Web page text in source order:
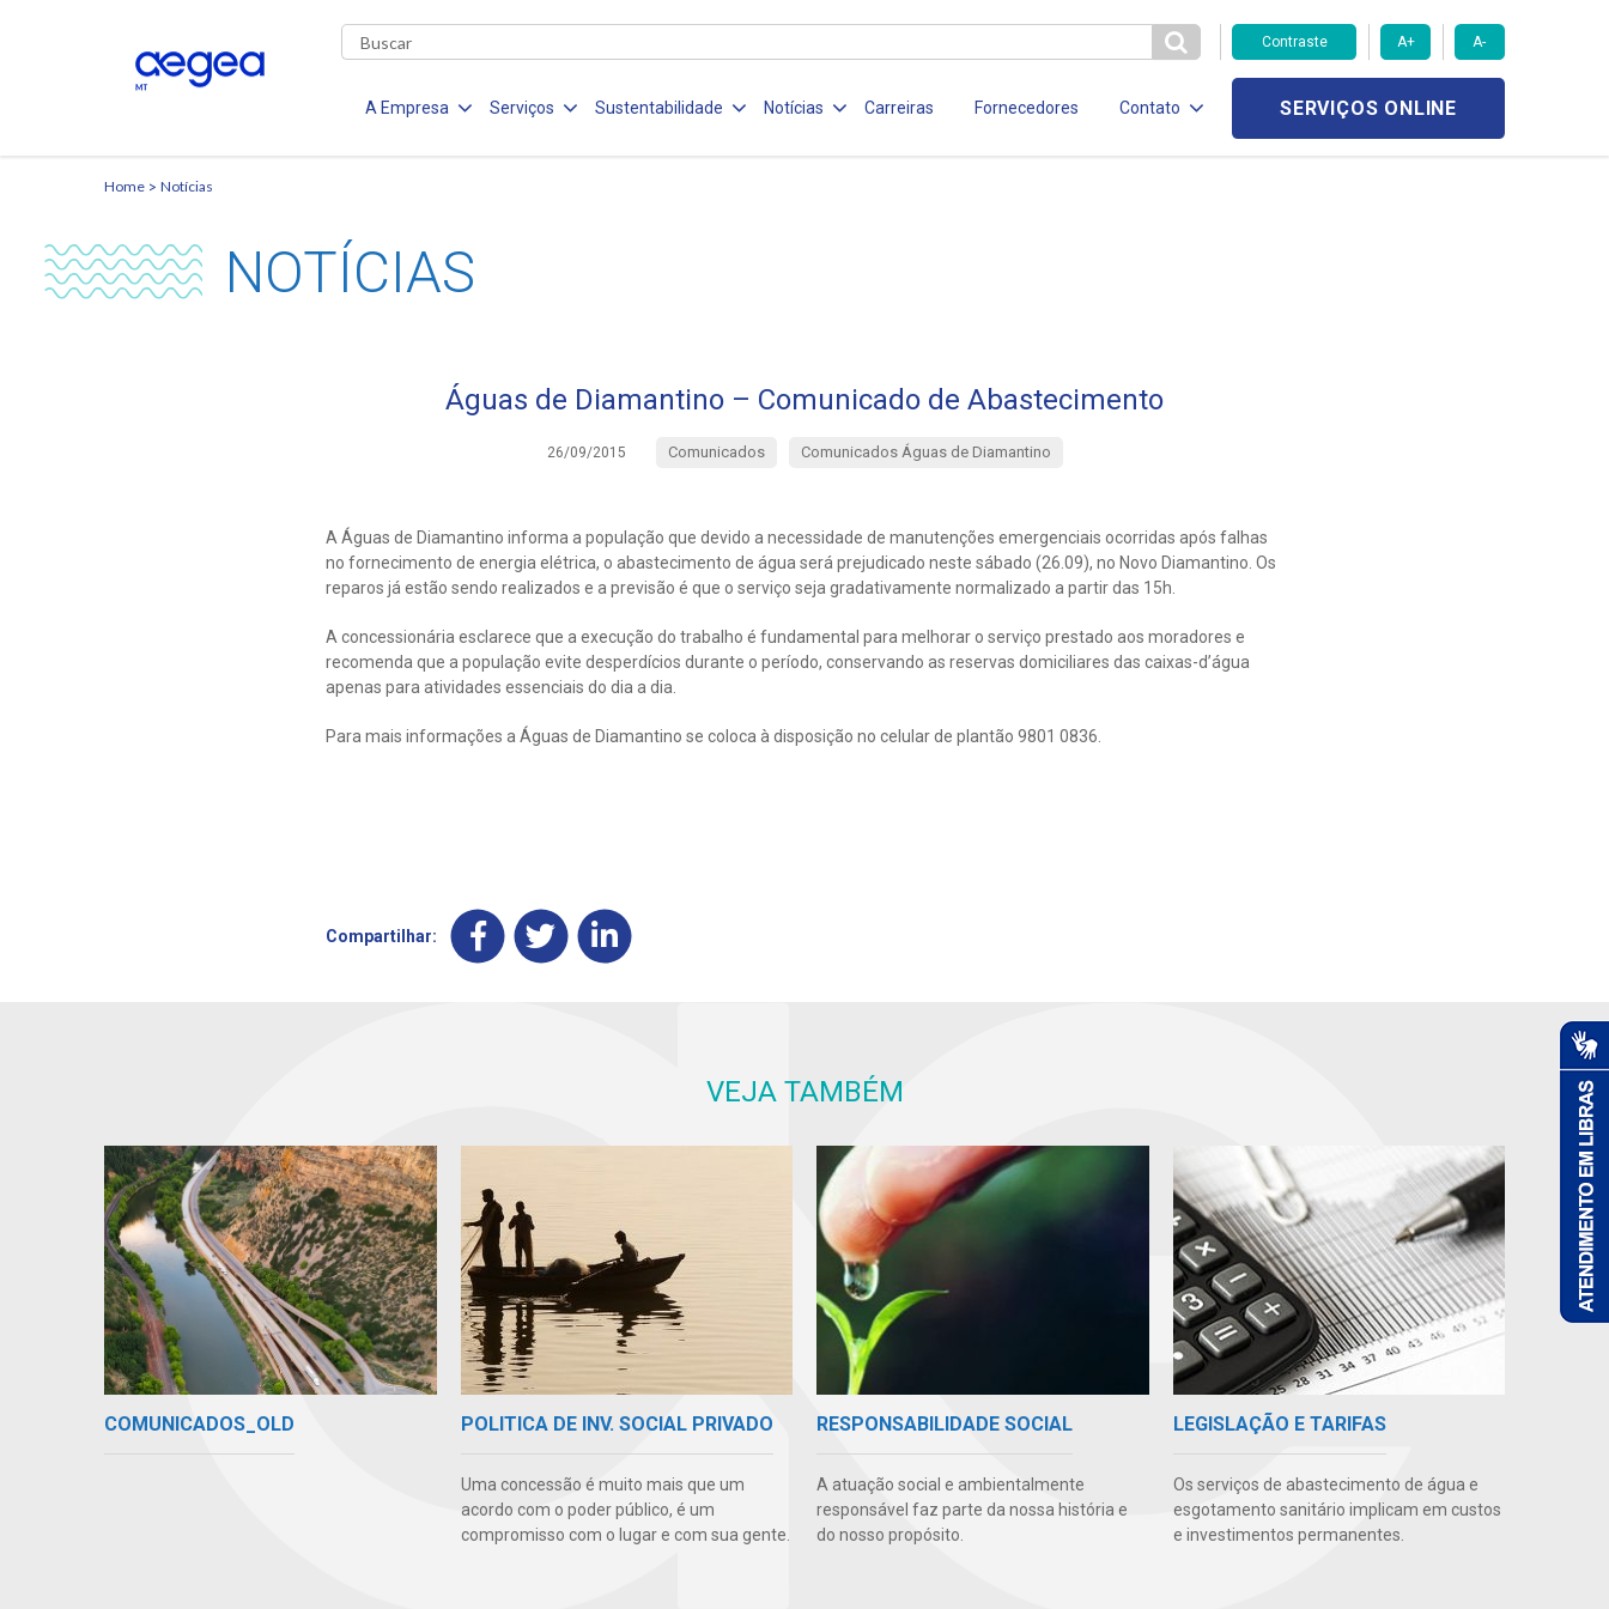
Contraste A+ A-
A Empresa Serviços Sustentabilidade Notícias Carreiras Fornecedores Contato SERVIÇOS ONLINE
Home Notícias
NOTÍCIAS
Águas de Diamantino – Comunicado de Abastecimento
26/09/2015 Comunicados Comunicados Águas de Diamantino
A Águas de Diamantino informa a população que devido a necessidade de manutenções emergenciais ocorridas após falhas
no fornecimento de energia elétrica, o abastecimento de água será prejudicado neste sábado (26.09), no Novo Diamantino. Os
reparos já estão sendo realizados e a previsão é que o serviço seja gradativamente normalizado a partir das 15h.
A concessionária esclarece que a execução do trabalho é fundamental para melhorar o serviço prestado aos moradores e
recomenda que a população evite desperdícios durante o período, conservando as reservas domiciliares das caixas-d’água
apenas para atividades essenciais do dia a dia.
Para mais informações a Águas de Diamantino se coloca à disposição no celular de plantão 9801 0836.
Compartilhar:
VEJA TAMBÉM
COMUNICADOS_OLD POLITICA DE INV. SOCIAL PRIVADO
Uma concessão é muito mais que um
acordo com o poder público, é um
compromisso com o lugar e com sua gente.
RESPONSABILIDADE SOCIAL
A atuação social e ambientalmente
responsável faz parte da nossa história e
do nosso propósito.
LEGISLAÇÃO E TARIFAS
Os serviços de abastecimento de água e
esgotamento sanitário implicam em custos
e investimentos permanentes.